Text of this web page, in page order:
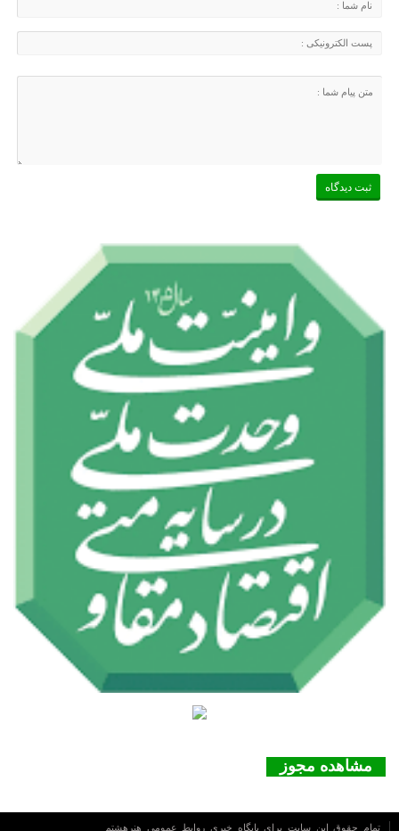
مشاهده مجوز
تمام حقوق این سایت برای پایگاه خبری روابط عمومي هنرهشتم